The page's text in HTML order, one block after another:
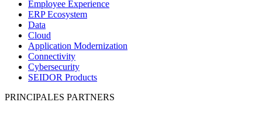
Employee Experience
ERP Ecosystem
Data
Cloud
Application Modernization
Connectivity
Cybersecurity
SEIDOR Products
PRINCIPALES PARTNERS